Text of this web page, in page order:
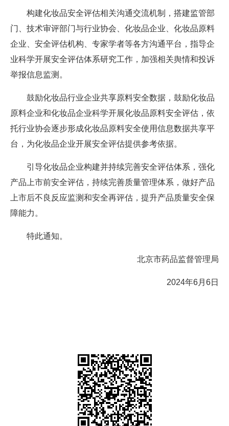
构建化妆品安全评估相关沟通交流机制，搭建监管部
门、技术审评部门与行业协会、化妆品企业、化妆品原料
企业、安全评估机构、专家学者等各方沟通平台，指导企
业科学开展安全评估体系研究工作，加强相关舆情和投诉
举报信息监测。
鼓励化妆品行业企业共享原料安全数据，鼓励化妆品
原料企业和化妆品企业科学开展化妆品原料安全评估，依
托行业协会逐步形成化妆品原料安全使用信息数据共享平
台，为化妆品企业开展安全评估提供参考依据。
引导化妆品企业构建并持续完善安全评估体系，强化
产品上市前安全评估，持续完善质量管理体系，做好产品
上市后不良反应监测和安全再评估，提升产品质量安全保
障能力。
特此通知。
北京市药品监督管理局
2024年6月6日